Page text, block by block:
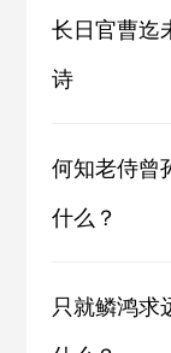
长日官曹迄
诗
何知老侍曾
什么？
只就鳞鸿求